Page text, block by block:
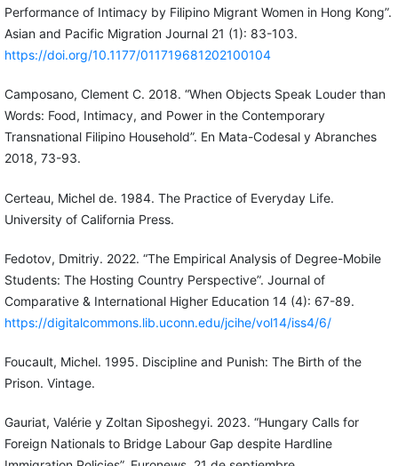
Performance of Intimacy by Filipino Migrant Women in Hong Kong”.
Asian and Pacific Migration Journal 21 (1): 83-103.
https://doi.org/10.1177/011719681202100104
Camposano, Clement C. 2018. “When Objects Speak Louder than
Words: Food, Intimacy, and Power in the Contemporary
Transnational Filipino Household”. En Mata-Codesal y Abranches
2018, 73-93.
Certeau, Michel de. 1984. The Practice of Everyday Life.
University of California Press.
Fedotov, Dmitriy. 2022. “The Empirical Analysis of Degree-Mobile
Students: The Hosting Country Perspective”. Journal of
Comparative & International Higher Education 14 (4): 67-89.
https://digitalcommons.lib.uconn.edu/jcihe/vol14/iss4/6/
Foucault, Michel. 1995. Discipline and Punish: The Birth of the
Prison. Vintage.
Gauriat, Valérie y Zoltan Siposhegyi. 2023. “Hungary Calls for
Foreign Nationals to Bridge Labour Gap despite Hardline